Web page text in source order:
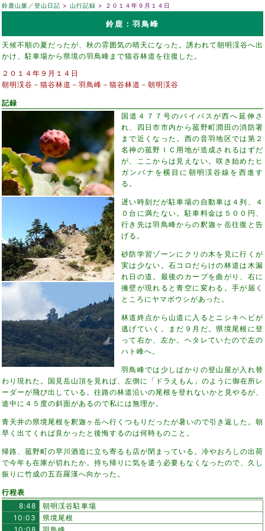
鈴鹿山脈／登山日記 山行記録 ２０１４年９月１４日
鈴鹿：羽鳥峰
天候不順の夏だったが、秋の雰囲気の晴天になった。誘われて朝明渓谷へ出
かけ、駐車場から県境の羽鳥峰まで猫谷林道を往復した。
２０１４年９月１４日
朝明渓谷－猫谷林道－羽鳥峰－猫谷林道－朝明渓谷
記録
国道４７７号のバイパスが西へ延伸さ
れ、四日市市内から菰野町潤田の消防署
まで近くなった。西の音羽地区では第２
名神の菰野ＩＣ用地が造成されるはずだ
が、ここからは見えない。咲き始めたヒ
ガンバナを横目に朝明渓谷線を西進す
る。
遅い時刻だが駐車場の自動車は４列、４
０台に満たない。駐車料金は５００円、
行き先は羽鳥峰からの釈迦ヶ岳往復と告
げる。
砂防学習ゾーンにクリの木を見に行くが
実は少ない。石コロだらけの林道は木漏
れ日の道。最後のカーブを曲がり、右に
擁壁が現れると青空に変わる。手が届く
ところにヤマボウシがあった。
林道終点から山道に入るとニシキヘビが
逃げていく。まだ９月だ。県境尾根に登
って右か、左か。ヘタレていたので左の
ハト峰へ。
羽鳥峰では少しばかりの登山屋が入れ替
わり現れた。国見岳山頂を見れば、左側に「ドラえもん」のように御在所レ
ーダーが飛び出している。往路の林道沿いの尾根を登れないかと見やるが、
途中に４５度の斜面があるので私には無理か。
青天井の県境尾根を釈迦ヶ岳へ行くつもりだったが暑いので引き返した。朝
早く出てくれば良かったと後悔するのは何時ものこと。
帰路、菰野町の早川酒造に立ち寄るも店が閉まっている。冷やおろしの出荷
で今年も在庫が切れたか。持ち帰りに気を遣う必要もなくなったので、久し
振りに竹成の五百羅漢へ向かった。
行程表
8:48
朝明渓谷駐車場
10:03
県境尾根